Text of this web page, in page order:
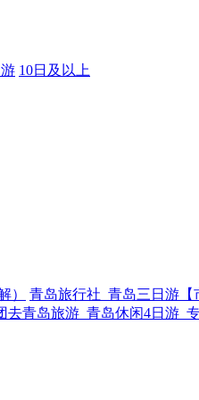
10日及以上
） 青岛旅行社_青岛三日游【
去青岛旅游_青岛休闲4日游_